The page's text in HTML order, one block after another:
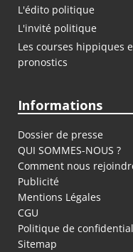
L'édito politique
L'invité politique
Les courses hippiques
pronostics
Informations
Dossier de presse
QUI SOMMES-NOUS ?
Comment nous
Publicité
Mentions Légales
CGU
Politique de
Sitemap